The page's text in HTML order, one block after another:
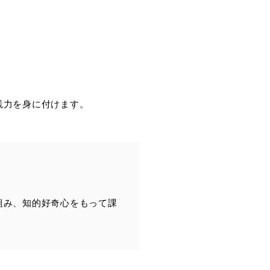
を身に付けます。
、知的好奇心をもって課